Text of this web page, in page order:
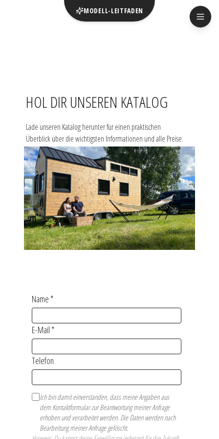
HOL DIR UNSEREN KATALOG
Lade unseren Katalog herunter für einen praktischen
Überblick über die wichtigsten Informationen und alle Preise.
Name *
E-Mail *
Telefon
Ich bin damit einverstanden, dass meine Angaben aus
dem Kontaktformular zur Beantwortung meiner Anfrage
erhoben und verarbeitet werden. Die Daten werden nach
Bearbeitung meiner Anfrage gelöscht.
Interessierst du dich für unseren
Newsletter?
MODELL-LEITFADEN